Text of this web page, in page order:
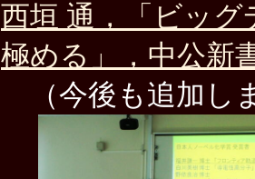
西垣 通，「ビッ
極める」，中公新
（今後も追加し